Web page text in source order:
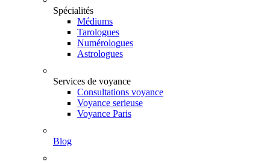
Spécialités
Médiums
Tarologues
Numérologues
Astrologues
Services de voyance
Consultations voyance
Voyance serieuse
Voyance Paris
Blog